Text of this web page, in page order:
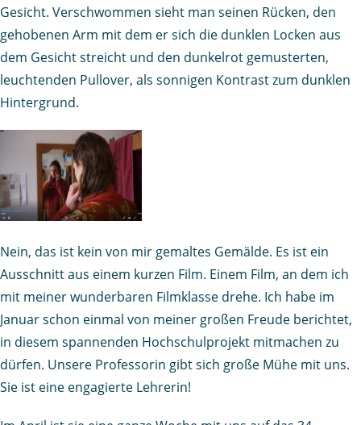
Gesicht. Verschwommen sieht man seinen Rücken, den
gehobenen Arm mit dem er sich die dunklen Locken aus
dem Gesicht streicht und den dunkelrot gemusterten,
leuchtenden Pullover, als sonnigen Kontrast zum dunklen
Hintergrund.
Nein, das ist kein von mir gemaltes Gemälde. Es ist ein
Ausschnitt aus einem kurzen Film. Einem Film, an dem ich
mit meiner wunderbaren Filmklasse drehe. Ich habe im
Januar schon einmal von meiner großen Freude berichtet,
in diesem spannenden Hochschulprojekt mitmachen zu
dürfen. Unsere Professorin gibt sich große Mühe mit uns.
Sie ist eine engagierte Lehrerin!